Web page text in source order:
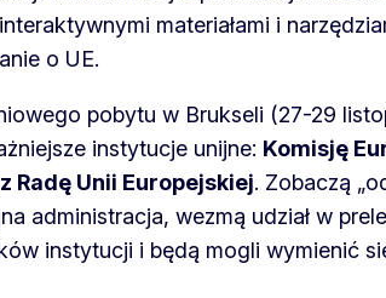
materiałami i
o UE.
pobytu w Brukseli (27-29
instytucje unijne: Komisję
Radę Unii Europejskiej. Zobaczą
administracja, wezmą udział w
instytucji i będą mogli wymienić